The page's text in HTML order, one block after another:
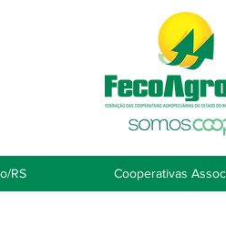
RS Cooperativas